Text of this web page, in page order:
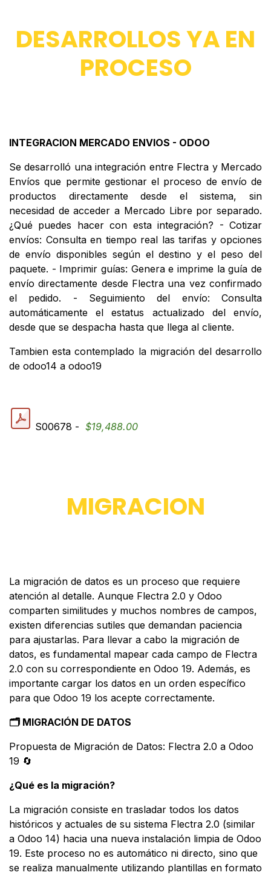
DESARROLLOS YA EN
PROCESO
INTEGRACION MERCADO ENVIOS - ODOO
Se desarrolló una integración entre Flectra y Mercado
Envíos que permite gestionar el proceso de envío de
productos directamente desde el sistema, sin
necesidad de acceder a Mercado Libre por separado.
¿Qué puedes hacer con esta integración? - Cotizar
envíos: Consulta en tiempo real las tarifas y opciones
de envío disponibles según el destino y el peso del
paquete. - Imprimir guías: Genera e imprime la guía de
envío directamente desde Flectra una vez confirmado
el pedido. - Seguimiento del envío: Consulta
automáticamente el estatus actualizado del envío,
desde que se despacha hasta que llega al cliente.
Tambien esta contemplado la migración del desarrollo
de odoo14 a odoo19
S00678 - $19,488.00
MIGRACION
La migración de datos es un proceso que requiere
atención al detalle. Aunque Flectra 2.0 y Odoo
comparten similitudes y muchos nombres de campos,
existen diferencias sutiles que demandan paciencia
para ajustarlas. Para llevar a cabo la migración de
datos, es fundamental mapear cada campo de Flectra
2.0 con su correspondiente en Odoo 19. Además, es
importante cargar los datos en un orden específico
para que Odoo 19 los acepte correctamente.
🗂 MIGRACIÓN DE DATOS
Propuesta de Migración de Datos: Flectra 2.0 a Odoo
19 🔄
¿Qué es la migración?
La migración consiste en trasladar todos los datos
históricos y actuales de su sistema Flectra 2.0 (similar
a Odoo 14) hacia una nueva instalación limpia de Odoo
19. Este proceso no es automático ni directo, sino que
se realiza manualmente utilizando plantillas en formato